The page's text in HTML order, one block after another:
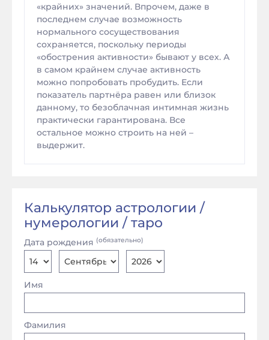
«крайних» значений. Впрочем, даже в
последнем случае возможность
нормального сосуществования
сохраняется, поскольку периоды
«обострения активности» бывают у всех. А
в самом крайнем случае активность
можно попробовать пробудить. Если
показатель партнёра равен или близок
данному, то безоблачная интимная жизнь
практически гарантирована. Все
остальное можно строить на ней –
выдержит.
Калькулятор астрологии /
нумерологии / таро
Имя
Фамилия
Дата рождения (обязательно)